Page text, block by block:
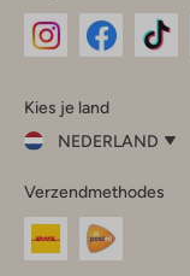
InstagramFacebook
Kies je land
NEDERLAND
je
land
Nederland
Verzendmethodes